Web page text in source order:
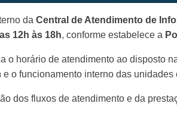
da Central de Atendimento de
12h às 18h, conforme estabelece a
o horário de atendimento ao disposto
o funcionamento interno das unidades
dos fluxos de atendimento e da